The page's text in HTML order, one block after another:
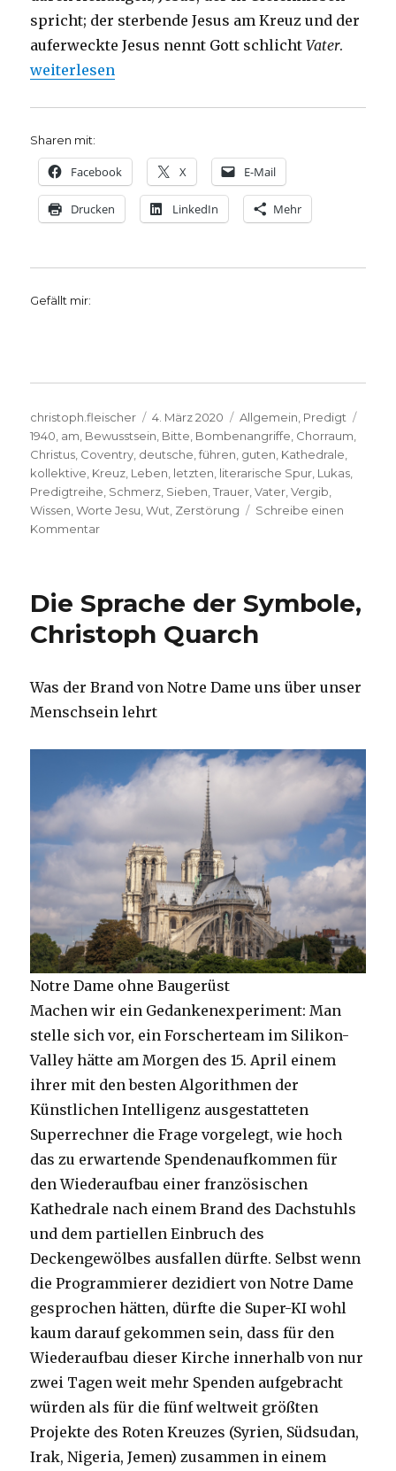
spricht; der sterbende Jesus am Kreuz und der
auferweckte Jesus nennt Gott schlichtVater.
„Die sieben Worte Jesu am Kreuz, Joachim
weiterlesen
Sharen mit:
Facebook X E-Mail
Drucken LinkedIn Mehr
Gefällt mir:
Autor
christoph.fleischer
Veröffentlicht
am
4. März 2020 Kategorien
Allgemein, Predigt
1940, am, Bewusstsein, Bitte, Bombenangriffe, Chorraum,
Christus, Coventry, deutsche,führen, guten, Kathedrale,
kollektive, Kreuz, Leben, letzten, literarische Spur, Lukas,
Predigtreihe, Schmerz, Sieben,Trauer,Vater,Vergib,
Wissen,Worte Jesu,Wut, Zerstörung
Schreibe einen
Kommentarzu
Jesu
am
Kreuz,
Herzogenrath
2020
Die Sprache der Symbole,
Christoph Quarch
Was der Brand von Notre Dame uns über unser
Menschsein lehrt
Notre Dame ohne Baugerüst
Machen wir ein Gedankenexperiment: Man
stelle sich vor, ein Forscherteam im Silikon-
Valley hätte am Morgen des 15. April einem
ihrer mit den besten Algorithmen der
Künstlichen Intelligenz ausgestatteten
Superrechner die Frage vorgelegt, wie hoch
das zu erwartende Spendenaufkommen für
den Wiederaufbau einer französischen
Kathedrale nach einem Brand des Dachstuhls
und dem partiellen Einbruch des
Deckengewölbes ausfallen dürfte. Selbst wenn
die Programmierer dezidiert von Notre Dame
gesprochen hätten, dürfte die Super-KI wohl
kaum darauf gekommen sein, dass für den
Wiederaufbau dieser Kirche innerhalb von nur
zwei Tagen weit mehr Spenden aufgebracht
würden als für die fünf weltweit größten
Projekte des Roten Kreuzes (Syrien, Südsudan,
Irak, Nigeria, Jemen) zusammen in einem